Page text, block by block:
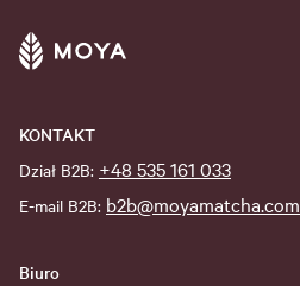
KONTAKT
Dział B2B: +48 535 161 033
E-mail B2B: b2b@moyamatcha.com
Biuro